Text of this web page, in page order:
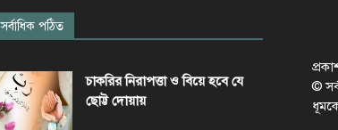
সর্বাধিক পঠিত
চাকরির নিরাপত্তা ও বিয়ে হবে যে
ছোট্ট দোয়ায়
©